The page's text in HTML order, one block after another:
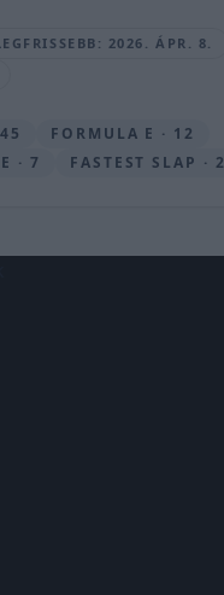
2026. ÁPR. 8.
FORMULA E · 12
· 7
FASTEST SLAP · 2